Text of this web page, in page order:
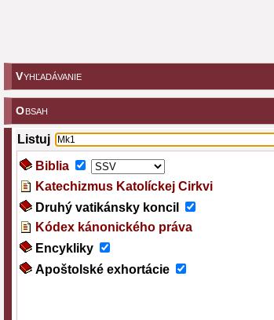
VYHĽADÁVANIE
OBSAH
Listuj